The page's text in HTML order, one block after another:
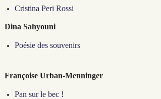
Cristina Peri Rossi
Dina Sahyouni
Poésie des souvenirs
Françoise Urban-Menninger
Pan sur le bec !